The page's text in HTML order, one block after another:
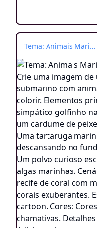
Tema: Animais Marinhos Instruções: Crie uma imagem de um cenário submarino com animais marinhos para colorir. Elementos principais: 1. Um simpático golfinho nadando em meio a um cardume de peixes coloridos. 2. Uma tartaruga marinha tranquila descansando no fundo do oceano. 3. Um polvo curioso escondido entre as algas marinhas. Cenário: Um colorido recife de coral com muitas plantas e corais exuberantes. Estilo: Estilo cartoon. Cores: Cores vivas e chamativas. Detalhes adicionais: Adicione algumas estrelas-do-mar espalhadas pelo fundo do oceano e um peixe-palhaço brincando entre os tentáculos do polvo.